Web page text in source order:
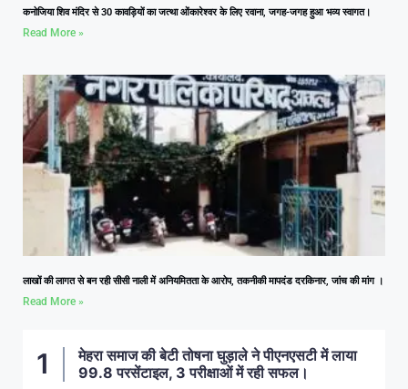
कनोजिया शिव मंदिर से 30 कावड़ियों का जत्था ओंकारेश्वर के लिए रवाना, जगह-जगह हुआ भव्य स्वागत।
Read More »
लाखों की लागत से बन रही सीसी नाली में अनियमितता के आरोप, तकनीकी मापदंड दरकिनार, जांच की मांग ।
Read More »
मेहरा समाज की बेटी तोषना घुड़ाले ने पीएनएसटी में लाया
99.8 परसेंटाइल, 3 परीक्षाओं में रही सफल।